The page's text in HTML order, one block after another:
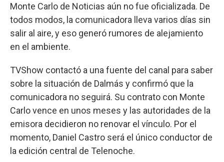
Monte Carlo de Noticias aún no fue oficializada. De
todos modos, la comunicadora lleva varios días sin
salir al aire, y eso generó rumores de alejamiento
en el ambiente.
TVShow contactó a una fuente del canal para saber
sobre la situación de Dalmás y confirmó que la
comunicadora no seguirá. Su contrato con Monte
Carlo vence en unos meses y las autoridades de la
emisora decidieron no renovar el vínculo. Por el
momento, Daniel Castro será el único conductor de
la edición central de Telenoche.